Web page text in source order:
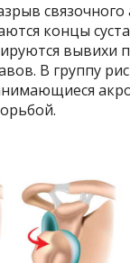
связочного
концы
вывихи
В группу